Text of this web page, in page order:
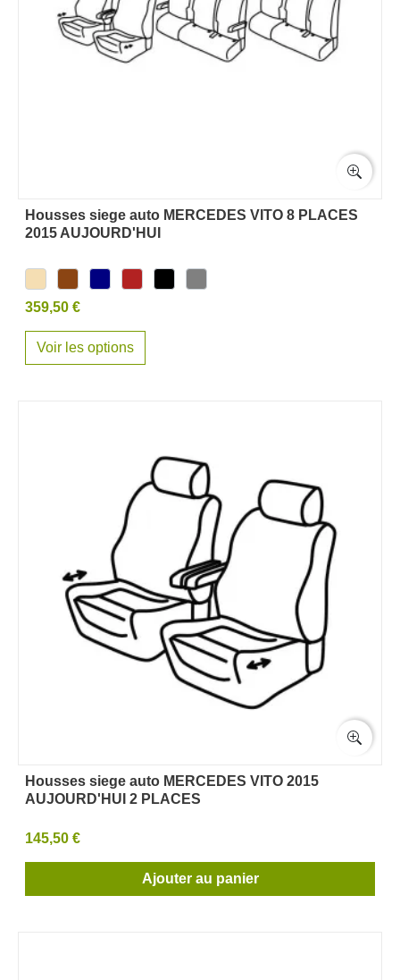
Housses siege auto MERCEDES VITO 8 PLACES
2015 AUJOURD'HUI
359,50 €
Voir les options
Housses siege auto MERCEDES VITO 2015
AUJOURD'HUI 2 PLACES
145,50 €
Ajouter au panier